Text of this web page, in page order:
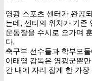
영광 스포츠 센터가 완공
는데, 센터의 위치가 기존
운동장을 수시로 오가며
다.
축구부 선수들과 학부모
이태엽 감독은 영광군뿐
간 내에 자리 잡게 한 가